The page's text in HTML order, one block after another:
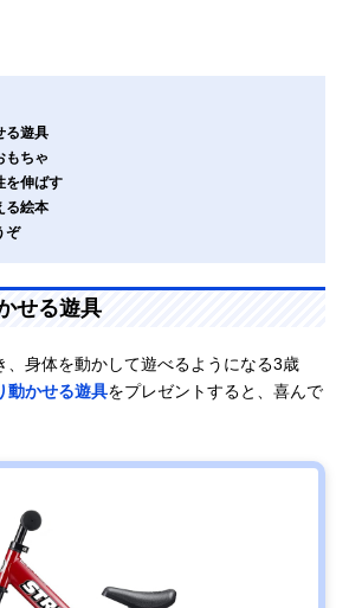
る遊具
もちゃ
を伸ばす
る絵本
ぞ
せる遊具
、身体を動かして遊べるようになる3歳
動かせる遊具をプレゼントすると、喜んで